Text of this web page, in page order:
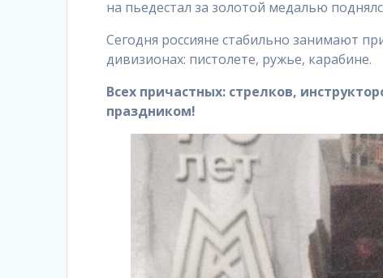
на пьедестал за золотой медалью
Сегодня россияне стабильно занимают
дивизионах: пистолете, ружье, карабине.
Всех причастных: стрелков,
праздником!